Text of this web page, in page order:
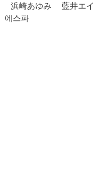
浜崎あゆみ
藍井エイ
에스파